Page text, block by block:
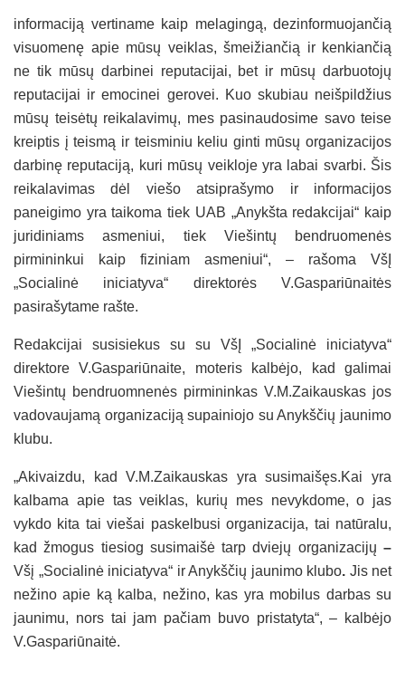
informaciją vertiname kaip melagingą, dezinformuojančią
visuomenę apie mūsų veiklas, šmeižiančią ir kenkiančią
ne tik mūsų darbinei reputacijai, bet ir mūsų darbuotojų
reputacijai ir emocinei gerovei. Kuo skubiau neišpildžius
mūsų teisėtų reikalavimų, mes pasinaudosime savo teise
kreiptis į teismą ir teisminiu keliu ginti mūsų organizacijos
darbinę reputaciją, kuri mūsų veikloje yra labai svarbi. Šis
reikalavimas dėl viešo atsiprašymo ir informacijos
paneigimo yra taikoma tiek UAB „Anykšta redakcijai“ kaip
juridiniams asmeniui, tiek Viešintų bendruomenės
pirmininkui kaip fiziniam asmeniui“, – rašoma VšĮ
„Socialinė iniciatyva“ direktorės V.Gaspariūnaitės
pasirašytame rašte.
Redakcijai susisiekus su su VšĮ „Socialinė iniciatyva“
direktore V.Gaspariūnaite, moteris kalbėjo, kad galimai
Viešintų bendruomnenės pirmininkas V.M.Zaikauskas jos
vadovaujamą organizaciją supainiojo su Anykščių jaunimo
klubu.
„Akivaizdu, kad V.M.Zaikauskas yra susimaišęs.Kai yra
kalbama apie tas veiklas, kurių mes nevykdome, o jas
vykdo kita tai viešai paskelbusi organizacija, tai natūralu,
kad žmogus tiesiog susimaišė tarp dviejų organizacijų –
Všį „Socialinė iniciatyva“ ir Anykščių jaunimo klubo. Jis net
nežino apie ką kalba, nežino, kas yra mobilus darbas su
jaunimu, nors tai jam pačiam buvo pristatyta“, – kalbėjo
V.Gaspariūnaitė.